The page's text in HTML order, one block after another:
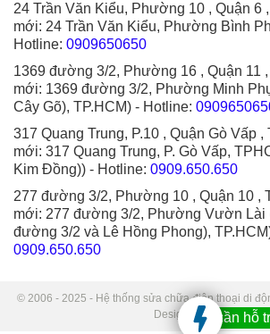
24 Trần Văn Kiểu, Phường 10 , Quận 6
mới: 24 Trần Văn Kiểu, Phường Bình
Hotline: 0909650650
1369 đường 3/2, Phường 16 , Quận 11
mới: 1369 đường 3/2, Phường Minh
Cây Gõ), TP.HCM) - Hotline:
317 Quang Trung, P.10 , Quận Gò Vấp
mới: 317 Quang Trung, P. Gò Vấp,
Kim Đồng)) - Hotline: 0909.650.650
277 đường 3/2, Phường 10 , Quận 10 ,
mới: 277 đường 3/2, Phường Vườn Lài
đường 3/2 và Lê Hồng Phong),
0909.650.650
© 2006 - 2025 - Hệ thống sửa chữa điện thoại di
Designed by Sudo.
Bạn cần hỗ